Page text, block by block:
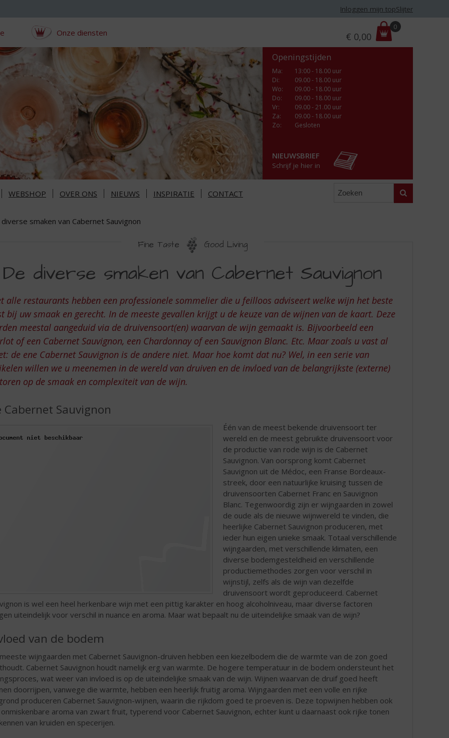
Inloggen mijn topSlijter
Onze diensten
r
i
€ 0,00
0
Openingstijden
Ma:
13:00 - 18.00 uur
Di:
09.00 - 18.00 uur
Wo:
09.00 - 18.00 uur
Do:
09.00 - 18.00 uur
Vr:
09.00 - 21.00 uur
Za:
09.00 - 18.00 uur
Zo:
Gesloten
NIEUWSBRIEF
Schrijf je hier in
WEBSHOP OVER ONS NIEUWS INSPIRATIE CONTACT Zoeken
diverse smaken van Cabernet Sauvignon
Fine Taste Good Living
De diverse smaken van Cabernet Sauvignon
alle restaurants hebben een professionele sommelier die u feilloos adviseert welke wijn het beste
bij uw smaak en gerecht. In de meeste gevallen krijgt u de keuze van de wijnen van de kaart. Deze
meestal aangeduid via de druivensoort(en) waarvan de wijn gemaakt is. Bijvoorbeeld een
of een Cabernet Sauvignon, een Chardonnay of een Sauvignon Blanc. Etc. Maar zoals u vast al
de ene Cabernet Sauvignon is de andere niet. Maar hoe komt dat nu? Wel, in een serie van
willen we u meenemen in de wereld van druiven en de invloed van de belangrijkste (externe)
op de smaak en complexiteit van de wijn.
Cabernet Sauvignon
Één van de meest bekende druivensoort ter
wereld en de meest gebruikte druivensoort voor
de productie van rode wijn is de Cabernet
Sauvignon. Van oorsprong komt Cabernet
Sauvignon uit de Médoc, een Franse Bordeaux-
streek, door een natuurlijke kruising tussen de
druivensoorten Cabernet Franc en Sauvignon
Blanc. Tegenwoordig zijn er wijngaarden in zowel
de oude als de nieuwe wijnwereld te vinden, die
heerlijke Cabernet Sauvignon produceren, met
ieder hun eigen unieke smaak. Totaal verschillende
wijngaarden, met verschillende klimaten, een
diverse bodemgesteldheid en verschillende
productiemethodes zorgen voor verschil in
wijnstijl, zelfs als de wijn van dezelfde
druivensoort wordt geproduceerd. Cabernet
is wel een heel herkenbare wijn met een pittig karakter en hoog alcoholniveau, maar diverse factoren
uiteindelijk voor verschil in nuance en aroma. Maar wat bepaalt nu de uiteindelijke smaak van de wijn?
van de bodem
wijngaarden met Cabernet Sauvignon-druiven hebben een kiezelbodem die de warmte van de zon goed
Cabernet Sauvignon houdt namelijk erg van warmte. De hogere temperatuur in de bodem ondersteunt het
wat weer van invloed is op de uiteindelijke smaak van de wijn. Wijnen waarvan de druif goed heeft
doorrijpen, vanwege die warmte, hebben een heerlijk fruitig aroma. Wijngaarden met een volle en rijke
produceren Cabernet Sauvignon-wijnen, waarin die rijkdom goed te proeven is. Deze topwijnen hebben ook
aroma van zwart fruit, typerend voor Cabernet Sauvignon, echter kunt u daarnaast ook rijke tonen
van kruiden en specerijen.